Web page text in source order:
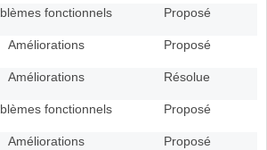
fonctionnels Proposé
Améliorations Proposé
Améliorations Résolue
fonctionnels Proposé
Améliorations Proposé